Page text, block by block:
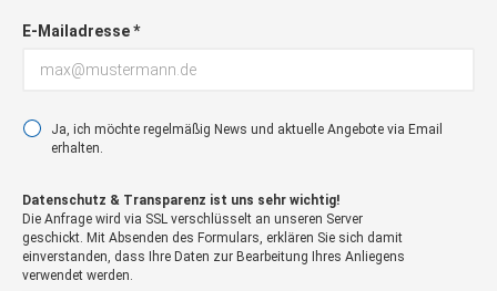
E-Mailadresse *
Ja, ich möchte regelmäßig News und aktuelle Angebote via Email
erhalten.
Datenschutz & Transparenz ist uns sehr wichtig!
Die Anfrage wird via SSL verschlüsselt an unseren Server
geschickt. Mit Absenden des Formulars, erklären Sie sich damit
einverstanden, dass Ihre Daten zur Bearbeitung Ihres Anliegens
verwendet werden.